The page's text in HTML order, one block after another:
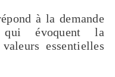
à la demande
qui évoquent la
essentielles